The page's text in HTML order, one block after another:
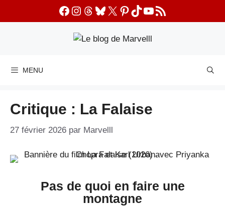
Facebook
Instagram
Threads
Bluesky
X Pinterest
TikTok
YouTube
Flux RSS
MENU
Critique : La Falaise
27 février 2026 par Marvelll
Pas de quoi en faire une
montagne